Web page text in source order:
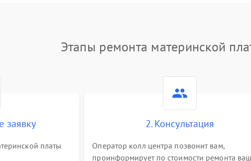
Этапы ремонта материнской
заявку
платы
2. Консультация
Оператор колл центра позвонит вам,
проинформирует по стоимости ремонта